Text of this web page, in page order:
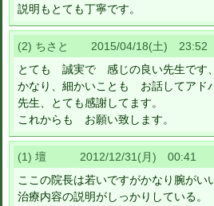
説明もとても丁寧です。
(2) ちさと 2015/04/18(土) 23:52
とても 誠実で 感じの良い先生です、
かなり、細かいことも お話してアド
先生、とても感謝してます。
これからも お願い致します。
(1) 壇 2012/12/31(月) 00:41
ここの院長は若いですがかなり腕がい
治療内容の説明がしっかりしている。